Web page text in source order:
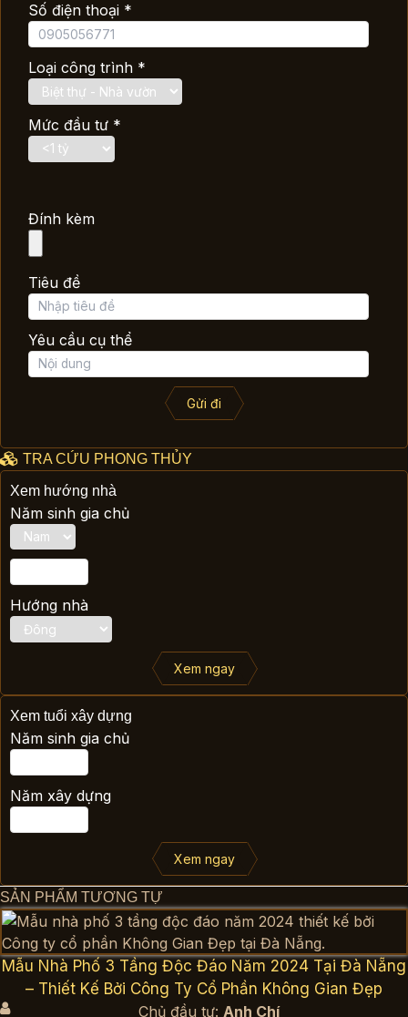
Số điện thoại *
Loại công trình *
Mức đầu tư *
Đính kèm
Tiêu đề
Yêu cầu cụ thể
Gửi đi
TRA CỨU PHONG THỦY
Xem hướng nhà
Năm sinh gia chủ
Hướng nhà
Xem ngay
Xem tuổi xây dựng
Năm sinh gia chủ
Năm xây dựng
Xem ngay
SẢN PHẨM TƯƠNG TỰ
Mẫu Nhà Phố 3 Tầng Độc Đáo Năm 2024 Tại Đà Nẵng
– Thiết Kế Bởi Công Ty Cổ Phần Không Gian Đẹp
Chủ đầu tư: Anh Chí